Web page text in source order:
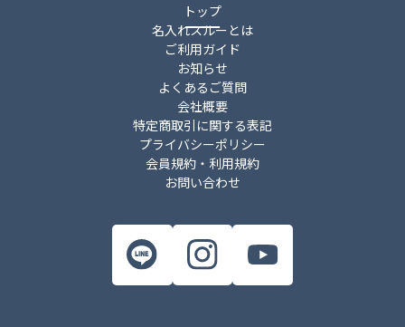
トップ
名入れスルーとは
ご利用ガイド
お知らせ
よくあるご質問
会社概要
特定商取引に関する表記
プライバシーポリシー
会員規約・利用規約
お問い合わせ